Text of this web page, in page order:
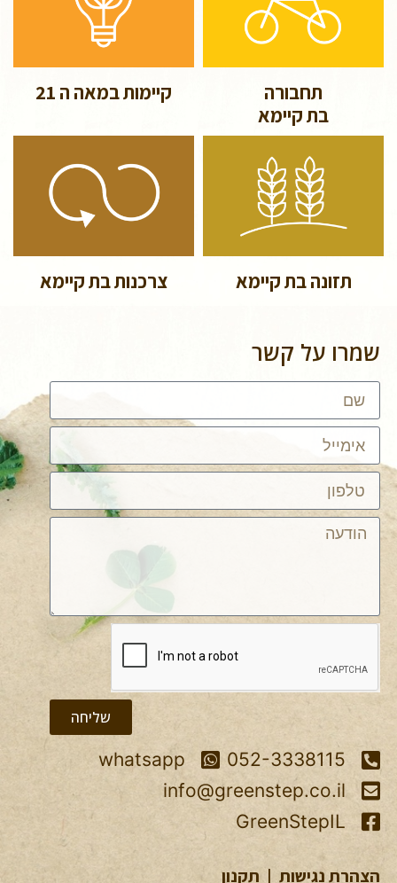
תחבורה
בת קיימא
קיימות במאה ה 21
תזונה בת קיימא צרכנות בת קיימא
שמרו על קשר
שליחה
052-3338115
whatsapp
info@greenstep.co.il
GreenStepIL
הצהרת נגישות | תקנון